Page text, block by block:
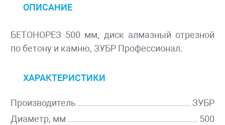
ОПИСАНИЕ
БЕТОНОРЕЗ 500 мм, диск алмазный отрезной
по бетону и камню, ЗУБР Профессионал.
ХАРАКТЕРИСТИКИ
Производитель
ЗУБР
Диаметр, мм
500